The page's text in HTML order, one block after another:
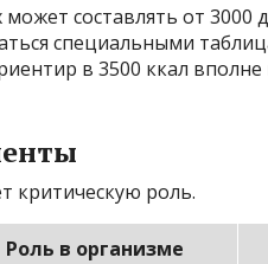
составлять от 3000
специальными
в 3500 ккал вполне
критическую роль.
Роль в организме